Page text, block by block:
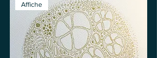
Affiche